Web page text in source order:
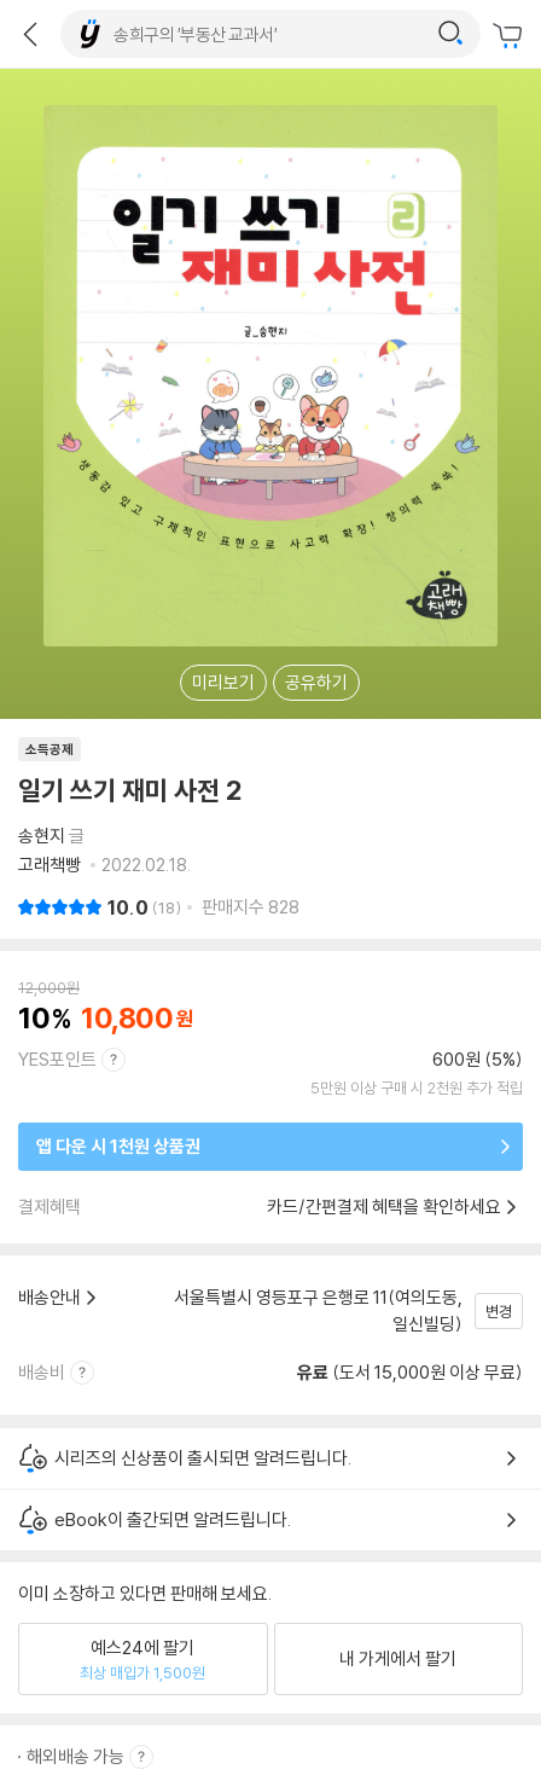
미리보기 공유하기
소득공제
일기 쓰기 재미 사전 2
송현지 글
고래책빵
2022.02.18.
10.0 18 판매지수 828
12,000원
10 10,800
YES포인트 600원 (5%)
5만원 이상 구매 시 2천원 추가 적립
앱 다운 시 1천원 상품권
결제혜택 카드/간편결제 혜택을 확인하세요
배송안내
서울특별시 영등포구 은행로 11(여의도동,
일신빌딩)
변경
배송비 유료 (도서 15,000원 이상 무료)
시리즈의 신상품이 출시되면 알려드립니다.
eBook이 출간되면 알려드립니다.
이미 소장하고 있다면 판매해 보세요.
예스24에 팔기
최상 매입가 1,500원
내 가게에서 팔기
해외배송 가능